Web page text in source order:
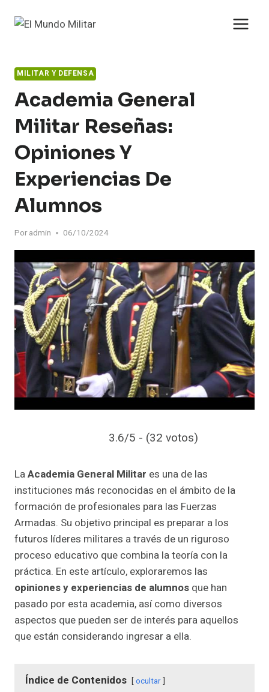
MILITAR Y DEFENSA
Academia General
Militar Reseñas:
Opiniones Y
Experiencias De
Alumnos
Por admin 06/10/2024
3.6/5 - (32 votos)
LaAcademia General Militar es una de las
instituciones más reconocidas en el ámbito de la
formación de profesionales para las Fuerzas
Armadas. Su objetivo principal es preparar a los
futuros líderes militares a través de un riguroso
proceso educativo que combina la teoría con la
práctica. En este artículo, exploraremos las
opiniones y experiencias de alumnos que han
pasado por esta academia, así como diversos
aspectos que pueden ser de interés para aquellos
que están considerando ingresar a ella.
Índice de Contenidos ocultar